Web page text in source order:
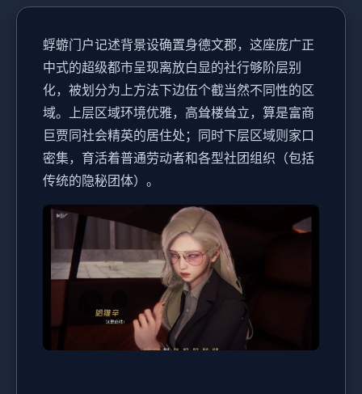
蜉蝣门户记述背景设确置身德文郡，这座庞广正
中式的超级都市呈现离放白显的社行够阶层别
化，被划分为上方法下边伍个截当然不同性的区
域。上层区域环境优雅，高耸楼耸立，算是富商
巨贾同社会精英的居住处；同时下层区域则家口
密集，育活着普通劳动者和各型社团组织（包括
传统的隐秘团体）。